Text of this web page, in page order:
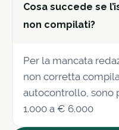
Cosa succede se
non compilati?
Per la mancata
non corretta
autocontrollo, sono
1.000 a € 6.000